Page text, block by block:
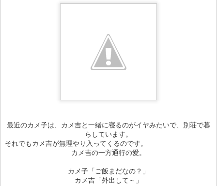
最近のカメ子は、カメ吉と一緒に寝るのがイヤみたいで、別荘で暮
らしています。
それでもカメ吉が無理やり入ってくるのです。
カメ吉の一方通行の愛。
カメ子「ご飯まだなの？」
カメ吉「外出して～」